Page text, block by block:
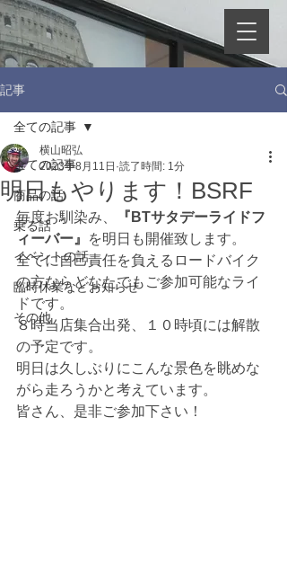
記事
全ての記事
商品の話
乗る話
イベントの話
臨時休業などお知らせ
その他
全ての記事
明日もやります！BSRF
横山昭弘
2023年8月11日 読了時間: 1分
毎度お馴染み、
『BTサタデーライドフ
ィーバー』
を明日も開催致します。
全てに自己責任を負えるロードバイク
の方ならどなたでもご参加可能なライ
ドです。
８時当店集合出発、１０時頃には解散
の予定です。
明日は久しぶりにこんな景色を眺めな
がら走ろうかと考えています。
皆さん、是非ご参加下さい！